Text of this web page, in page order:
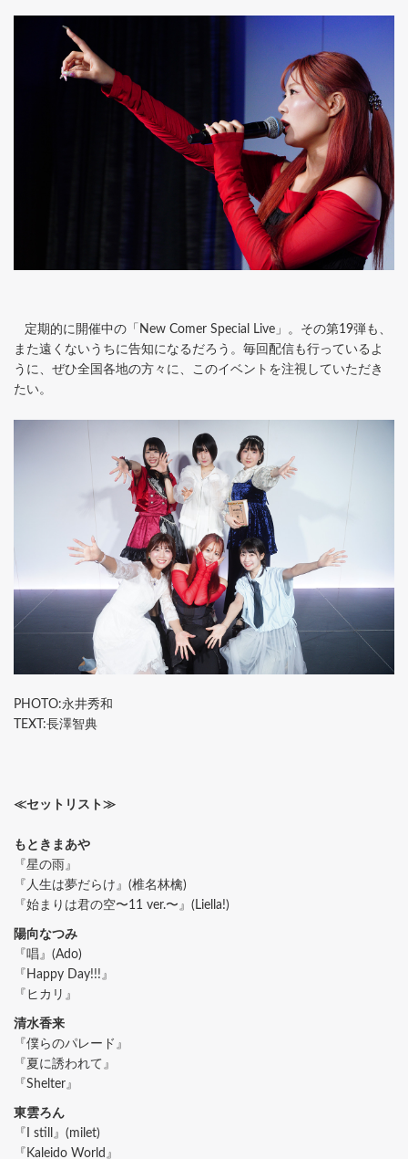
定期的に開催中の「New Comer Special Live」。その第19弾も、
また遠くないうちに告知になるだろう。毎回配信も行っているよ
うに、ぜひ全国各地の方々に、このイベントを注視していただき
たい。
PHOTO:永井秀和
TEXT:長澤智典
≪セットリスト≫
もときまあや
『星の雨』
『人生は夢だらけ』(椎名林檎)
『始まりは君の空〜11 ver.〜』(Liella!)
陽向なつみ
『唱』(Ado)
『Happy Day!!!』
『ヒカリ』
清水香来
『僕らのパレード』
『夏に誘われて』
『Shelter』
東雲ろん
『I still』(milet)
『Kaleido World』